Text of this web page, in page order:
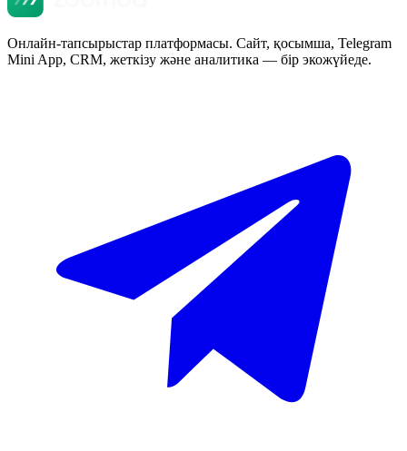
Онлайн-тапсырыстар платформасы. Сайт, қосымша, Telegram
Mini App, CRM, жеткізу және аналитика — бір экожүйеде.